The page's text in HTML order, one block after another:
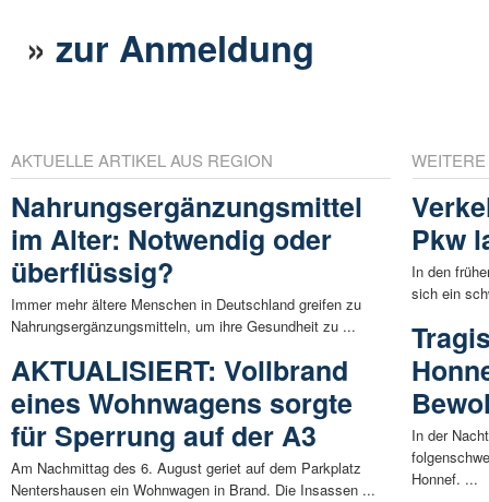
»zur Anmeldung
AKTUELLE ARTIKEL AUS REGION
Nahrungsergänzungsmittel
im Alter: Notwendig oder
überflüssig?
Immer mehr ältere Menschen in Deutschland greifen zu
Nahrungsergänzungsmitteln, um ihre Gesundheit zu ...
AKTUALISIERT: Vollbrand
eines Wohnwagens sorgte
für Sperrung auf der A3
Am Nachmittag des 6. August geriet auf dem Parkplatz
Nentershausen ein Wohnwagen in Brand. Die Insassen ...
Pkw
In den
sich ein
In der
Honnef. ...